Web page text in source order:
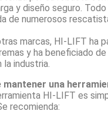
y diseño seguro.
de numerosos
marcas, HI-LIFT ha
y ha beneficiado
industria.
mantener una
HI-LIFT es
recomienda: